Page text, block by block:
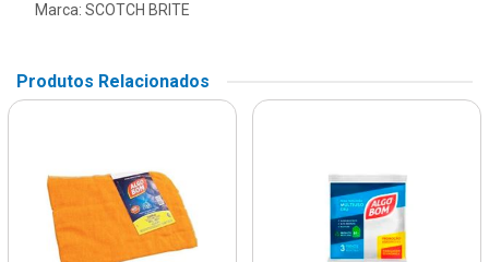
Marca: SCOTCH BRITE
Produtos Relacionados